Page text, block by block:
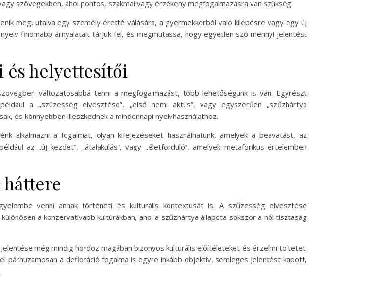
szövegekben, ahol pontos, szakmai vagy érzékeny megfogalmazásra van szükség.
meg, utalva egy személy éretté válására, a gyermekkorból való kilépésre vagy egy új
finomabb árnyalatait tárjuk fel, és megmutassa, hogy egyetlen szó mennyi jelentést
és helyettesítői
változatosabbá tenni a megfogalmazást, több lehetőségünk is van. Egyrészt
a „szüzesség elvesztése”, „első nemi aktus”, vagy egyszerűen „szűzhártya
és könnyebben illeszkednek a mindennapi nyelvhasználathoz.
alkalmazni a fogalmat, olyan kifejezéseket használhatunk, amelyek a beavatást, az
az „új kezdet”, „átalakulás”, vagy „életforduló”, amelyek metaforikus értelemben
venni annak történeti és kulturális kontextusát is. A szűzesség elvesztése
a konzervatívabb kultúrákban, ahol a szűzhártya állapota sokszor a női tisztaság
még mindig hordoz magában bizonyos kulturális előítéleteket és érzelmi töltetet.
párhuzamosan a defloráció fogalma is egyre inkább objektív, semleges jelentést kapott,